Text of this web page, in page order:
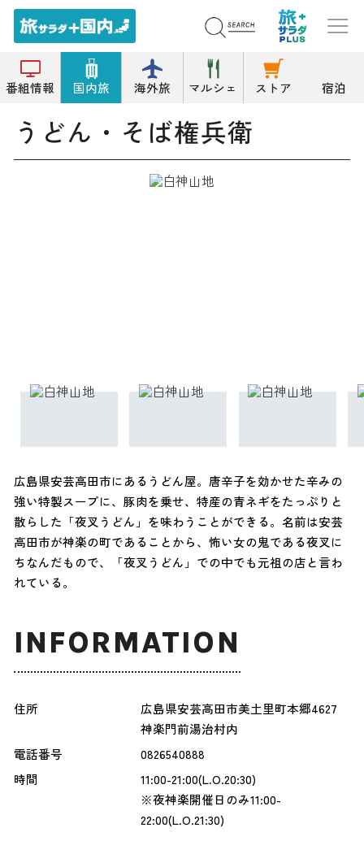
番組情報 国内旅 海外旅 マルシェ ストア 宿泊
トップ そば/うどん うどん・そば権兵衛
うどん・そば権兵衛
広島県安芸高田市にあるうどん屋。唐辛子を効かせた辛みの
強い特製スープに、豚肉を乗せ、特産の青ネギをたっぷりと
散らした「夜叉うどん」を味わうことができる。名前は安芸
高田市が神楽の町であることから、怖い女の鬼である夜叉に
ちなんだもので、「夜叉うどん」での中でも元祖の店と言わ
れている。
INFORMATION
住所
広島県安芸高田市美土里町本郷4627
神楽門前湯治村内
電話番号
0826540888
時間
11:00-21:00(L.O.20:30)
※夜神楽開催日のみ11:00-
22:00(L.O.21:30)